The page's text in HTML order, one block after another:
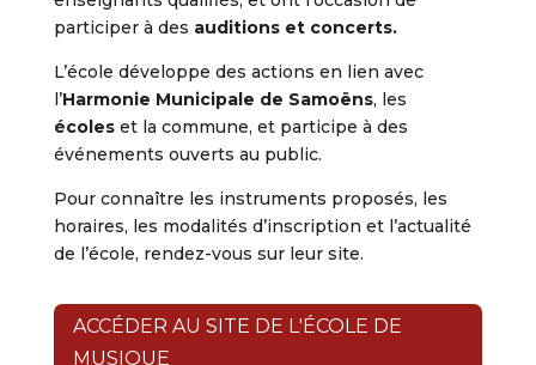
participer à des auditions et concerts.
L’école développe des actions en lien avec
l’Harmonie Municipale de Samoëns, les
écoles et la commune, et participe à des
événements ouverts au public.
Pour connaître les instruments proposés, les
horaires, les modalités d’inscription et l’actualité
de l’école, rendez-vous sur leur site.
ACCÉDER AU SITE DE L'ÉCOLE DE
MUSIQUE